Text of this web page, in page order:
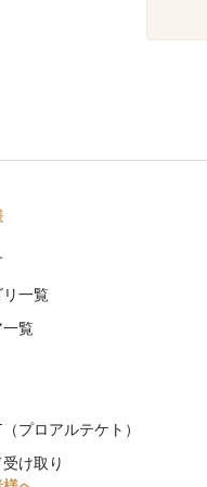
一覧
一覧
プロアルテケト）
け取り